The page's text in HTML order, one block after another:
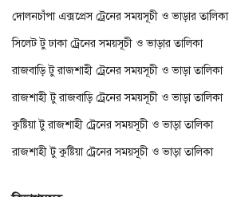
দোলনচাঁপা এক্সপ্রেস ট্রেনের সময়সূচী ও ভাড়ার তালিকা
সিলেট টু ঢাকা ট্রেনের সময়সূচী ও ভাড়ার তালিকা
রাজবাড়ি টু রাজশাহী ট্রেনের সময়সূচী ও ভাড়া তালিকা
রাজশাহী টু রাজবাড়ি ট্রেনের সময়সূচী ও ভাড়া তালিকা
কুষ্টিয়া টু রাজশাহী ট্রেনের সময়সূচী ও ভাড়া তালিকা
রাজশাহী টু কুষ্টিয়া ট্রেনের সময়সূচী ও ভাড়া তালিকা